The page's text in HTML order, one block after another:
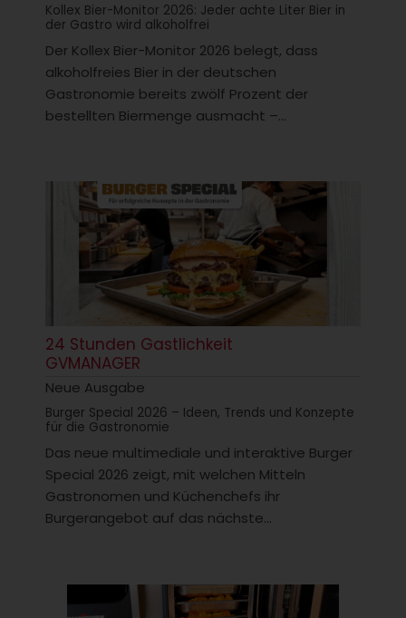
Kollex Bier-Monitor 2026: Jeder achte Liter Bier in
der Gastro wird alkoholfrei
Der Kollex Bier-Monitor 2026 belegt, dass
alkoholfreies Bier in der deutschen
Gastronomie bereits zwölf Prozent der
bestellten Biermenge ausmacht –...
24 Stunden Gastlichkeit
GVMANAGER
Neue Ausgabe
Burger Special 2026 – Ideen, Trends und Konzepte
für die Gastronomie
Das neue multimediale und interaktive Burger
Special 2026 zeigt, mit welchen Mitteln
Gastronomen und Küchenchefs ihr
Burgerangebot auf das nächste...